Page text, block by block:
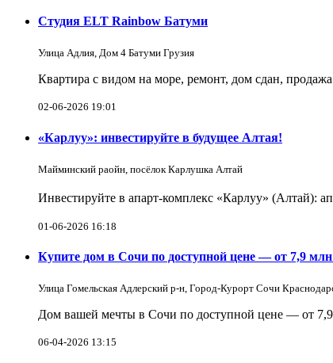
Студия ELT Rainbow Батуми
Улица Адлия, Дом 4 Батуми Грузия
Квартира с видом на море, ремонт, дом сдан,
02-06-2026 19:01
«Карлуу»: инвестируйте в будущее Алтая!
Майминский раойн, посёлок Карлушка Алтай
Инвестируйте в апарт-комплекс «Карлуу» (Алтай):
01-06-2026 16:18
Купите дом в Сочи по доступной цене — от 7,9
Улица Гомельская Адлерский р-н, Город-Курорт Сочи
Дом вашей мечты в Сочи по доступной цене — от
06-04-2026 13:15